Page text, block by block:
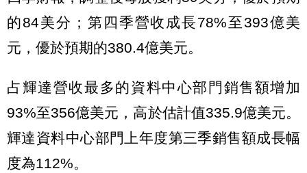
的84美分；第四季營收成長78%至393億美
元，優於預期的380.4億美元。
占輝達營收最多的資料中心部門銷售額增加
93%至356億美元，高於估計值335.9億美元。
輝達資料中心部門上年度第三季銷售額成長幅
度為112%。